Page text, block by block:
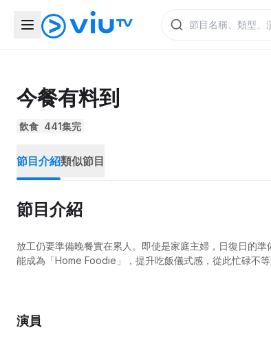
今餐有料到
飲食 441集完
節目介紹類似節目
節目介紹
放工仍要準備晚餐實在累人。即使是家庭主婦，日復日的
能成為「Home Foodie」，提升吃飯儀式感，從此忙碌不等
演員